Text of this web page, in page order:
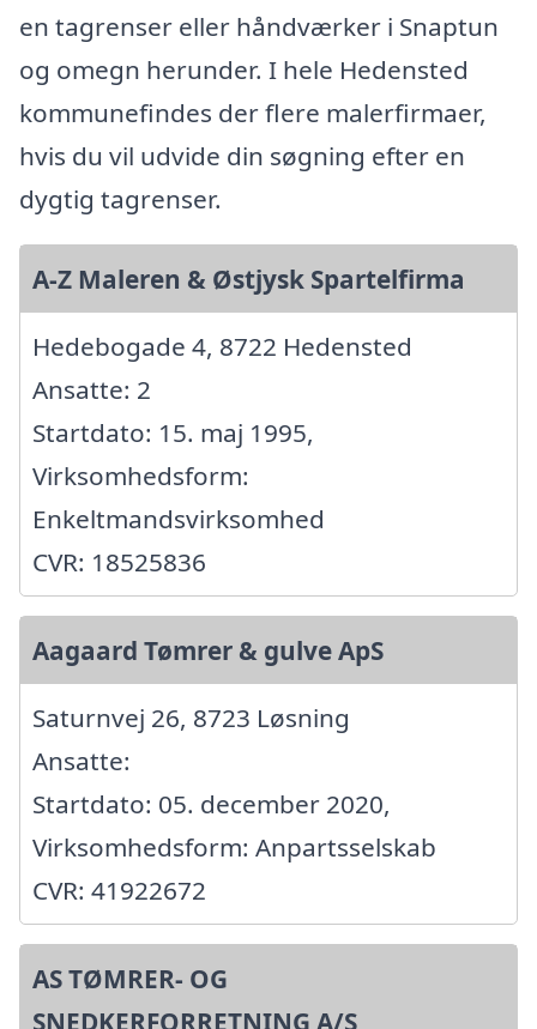
en tagrenser eller håndværker i Snaptun
og omegn herunder. I hele Hedensted
kommunefindes der flere malerfirmaer,
hvis du vil udvide din søgning efter en
dygtig tagrenser.
A-Z Maleren & Østjysk Spartelfirma
Hedebogade 4, 8722 Hedensted
Ansatte: 2
Startdato: 15. maj 1995,
Virksomhedsform:
Enkeltmandsvirksomhed
CVR: 18525836
Aagaard Tømrer & gulve ApS
Saturnvej 26, 8723 Løsning
Ansatte:
Startdato: 05. december 2020,
Virksomhedsform: Anpartsselskab
CVR: 41922672
AS TØMRER- OG
SNEDKERFORRETNING A/S